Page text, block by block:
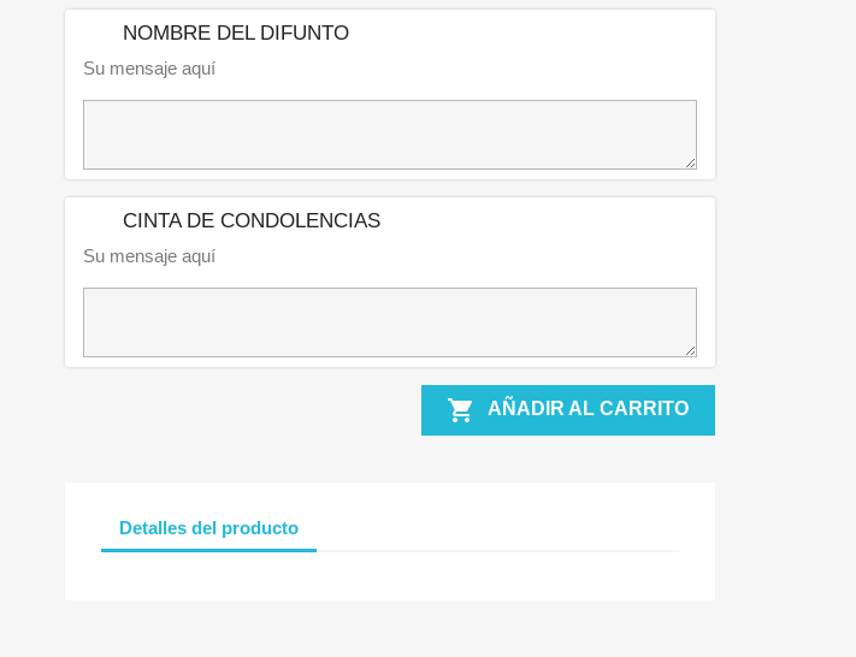
NOMBRE DEL DIFUNTO
Su mensaje aquí
CINTA DE CONDOLENCIAS
Su mensaje aquí
 AÑADIR AL CARRITO
Detalles del producto